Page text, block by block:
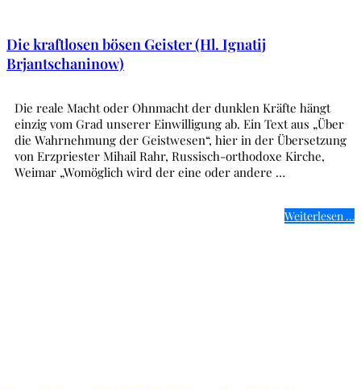
Die kraftlosen bösen Geister (Hl. Ignatij
Brjantschaninow)
Die reale Macht oder Ohnmacht der dunklen Kräfte hängt
einzig vom Grad unserer Einwilligung ab. Ein Text aus „Über
die Wahrnehmung der Geistwesen“, hier in der Übersetzung
von Erzpriester Mihail Rahr, Russisch-orthodoxe Kirche,
Weimar „Womöglich wird der eine oder andere …
Weiterlesen …